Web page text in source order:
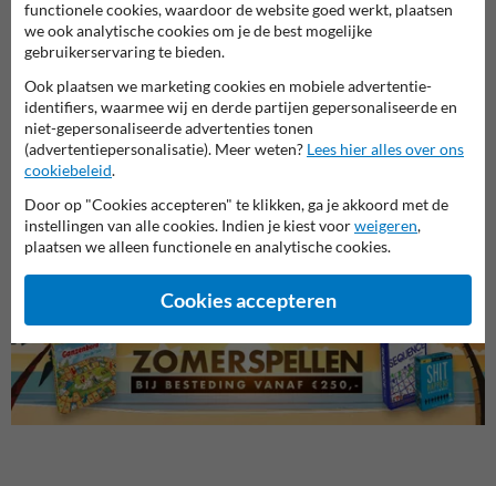
functionele cookies, waardoor de website goed werkt, plaatsen
we ook analytische cookies om je de best mogelijke
gebruikerservaring te bieden.
Ook plaatsen we marketing cookies en mobiele advertentie-
identifiers, waarmee wij en derde partijen gepersonaliseerde en
niet-gepersonaliseerde advertenties tonen
(advertentiepersonalisatie). Meer weten? Lees hier alles over ons
cookiebeleid.
Door op "Cookies accepteren" te klikken, ga je akkoord met de
instellingen van alle cookies. Indien je kiest voorweigeren,
plaatsen we alleen functionele en analytische cookies.
Cookies accepteren